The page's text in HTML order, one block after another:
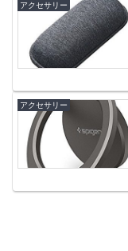
アクセサリー
アクセサリー